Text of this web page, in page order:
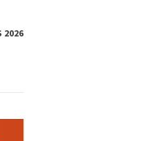
2026
HUT RI di Jemaja